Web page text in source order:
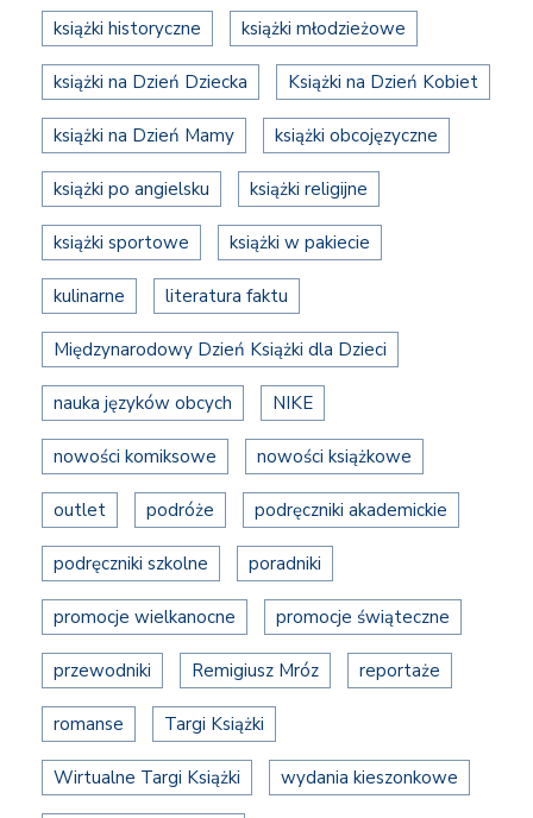
książki historyczne książki młodzieżowe
książki na Dzień Dziecka Książki na Dzień Kobiet
książki na Dzień Mamy książki obcojęzyczne
książki po angielsku książki religijne
książki sportowe książki w pakiecie
kulinarne literatura faktu
Międzynarodowy Dzień Książki dla Dzieci
nauka języków obcych NIKE
nowości komiksowe nowości książkowe
outlet podróże podręczniki akademickie
podręczniki szkolne poradniki
promocje wielkanocne promocje świąteczne
przewodniki Remigiusz Mróz reportaże
romanse Targi Książki
Wirtualne Targi Książki wydania kieszonkowe